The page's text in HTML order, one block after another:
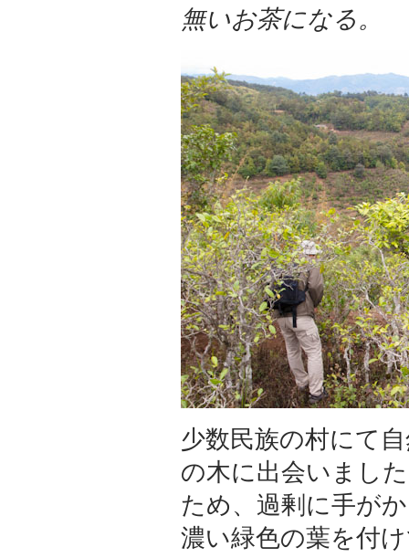
無いお茶になる。
少数民族の村にて
の木に出会いまし
ため、過剰に手が
濃い緑色の葉を付